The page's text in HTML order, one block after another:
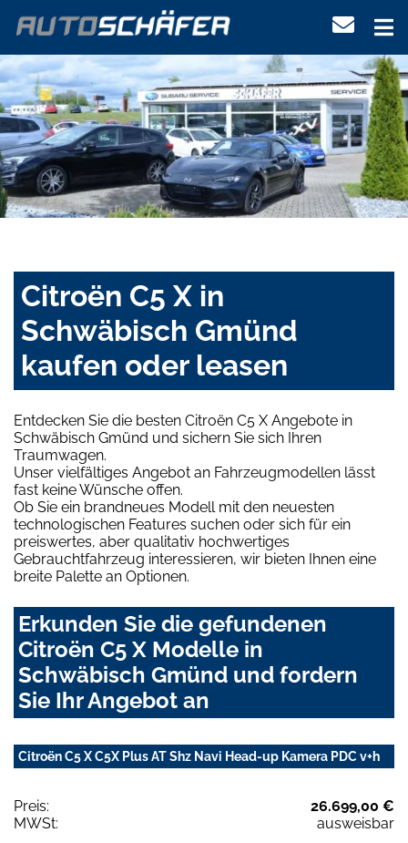
Citroën C5 X in
Schwäbisch Gmünd
kaufen oder leasen
Entdecken Sie die besten Citroën C5 X Angebote in
Schwäbisch Gmünd und sichern Sie sich Ihren
Traumwagen.
Unser vielfältiges Angebot an Fahrzeugmodellen lässt
fast keine Wünsche offen.
Ob Sie ein brandneues Modell mit den neuesten
technologischen Features suchen oder sich für ein
preiswertes, aber qualitativ hochwertiges
Gebrauchtfahrzeug interessieren, wir bieten Ihnen eine
breite Palette an Optionen.
Erkunden Sie die gefundenen
Citroën C5 X Modelle in
Schwäbisch Gmünd und fordern
Sie Ihr Angebot an
Citroën C5 X C5X Plus AT Shz Navi Head-up Kamera PDC v+h
Preis:
26.699,00 €
MWSt:
ausweisbar